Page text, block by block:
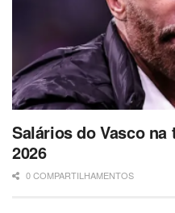
Salários do Vasco na
2026
0 COMPARTILHAMENTOS